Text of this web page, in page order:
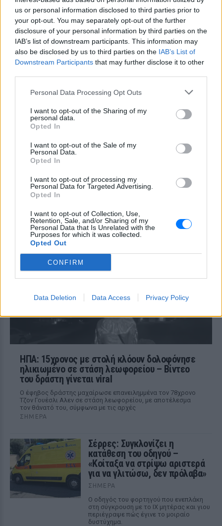
us or personal information disclosed to third parties prior to
your opt-out. You may separately opt-out of the further
disclosure of your personal information by third parties on the
IAB’s list of downstream participants. This information may
also be disclosed by us to third parties on the IAB’s List of
Downstream Participants that may further disclose it to other
Personal Data Processing Opt Outs
I want to opt-out of the Sharing of my
personal data.
Opted In
I want to opt-out of the Sale of my
Personal Data.
Opted In
I want to opt-out of processing my
Personal Data for Targeted Advertising.
Opted In
I want to opt-out of Collection, Use,
Retention, Sale, and/or Sharing of my
Personal Data that Is Unrelated with the
Purposes for which it was collected.
Opted Out
CONFIRM
Data Deletion Data Access Privacy Policy
Η κυβέρνηση Τραμπ δημοσίευσε την 5η
παρτίδα αποχαρακτηρισμένων αρχείων
με αναφορές στρατιωτικών πιλότων,
μαρτύρων και αναλύσεων του FBI για
ανεξήγητα εναέρια φαινόμενα σε ΗΠΑ,
Βραζιλία και Αφγανιστάν.
Συναγερμός στο Στεφάνι ‑
Εναέρια μέσα και μήνυμα
ΣΉΜΕΡΑ
αεροσκάφη και ελικόπτερα επιχειρούν
για τον άμεσο περιορισμό της φωτιάς
Απόψε τα δοκιμαστικά
δρομολόγια για την επέκταση
εισιτήρια
ΣΉΜΕΡΑ
γίνονται νυχτερινές ώρες χωρίς
εισιτήρια και νέες επεκτάσεις.
ΗΠΑ: 15χρονος με στολή κλόουν δολοφόνησε
ηλικιωμένο σε στάση λεωφορείου – Βίντεο
του δράστη γίνεται viral
Ο έφηβος δράστης μαχαίρωσε επανειλημμένα τον 78χρονο
Τζον Γουέσλι Αλεν σε στάση λεωφορείου, με αποτέλεσμα
τον θάνατό του, σύμφωνα με τις αρχές
ΣΉΜΕΡΑ
Σέρρες: Συγκλονίζει η
κατάθεση του οδηγού –
«Κοίταξα να στρίψω αριστερά
για να γλιτώσω, δεν πρόλαβα»
ΣΉΜΕΡΑ
Ο οδηγός του φορτηγού που ενεπλάκη
στη σύγκρουση με το ΙΧ μητέρας και γιου
περιέγραψε πώς έγινε το μοιραίο
δυστύχημα.